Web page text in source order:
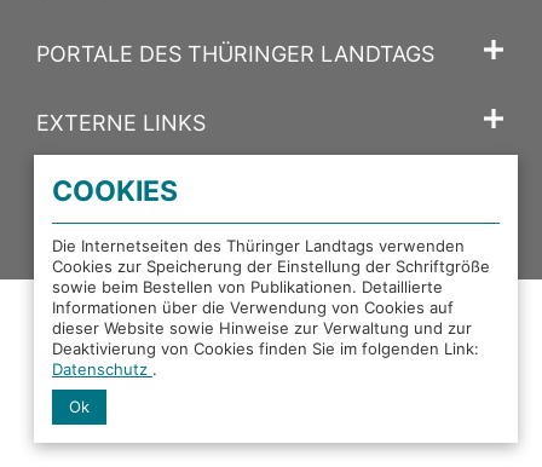
PORTALE DES THÜRINGER LANDTAGS
EXTERNE LINKS
Facebook Instagram YouTube Mastodon
COOKIES
Die Internetseiten des Thüringer Landtags verwenden
Cookies zur Speicherung der Einstellung der Schriftgröße
sowie beim Bestellen von Publikationen. Detaillierte
Informationen über die Verwendung von Cookies auf
dieser Website sowie Hinweise zur Verwaltung und zur
Deaktivierung von Cookies finden Sie im folgenden Link:
Datenschutz .
Ok